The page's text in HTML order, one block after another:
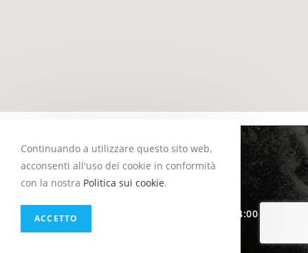
ORARI DI APERTURA
Lunedì – Venerdì
dalle 07:00 alle 24:00
GIORNO DI CHIUSURA
Continuando a utilizzare questo sito web,
acconsenti all'uso dei cookie in conformità
con la nostra Politica sui cookie.
ACCETTO